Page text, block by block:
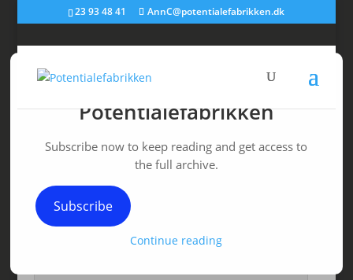
23 93 48 41 AnnC@potentialefabrikken.dk
Lever du din drøm ud?
afAnn C Schødt|24. jun 2019|Personlig udvikling
Udsigten fra biblioteket på Hald Hovedgård –
Discover more from
Potentialefabrikken
Subscribe now to keep reading and get access to
the full archive.
Subscribe
Continue reading